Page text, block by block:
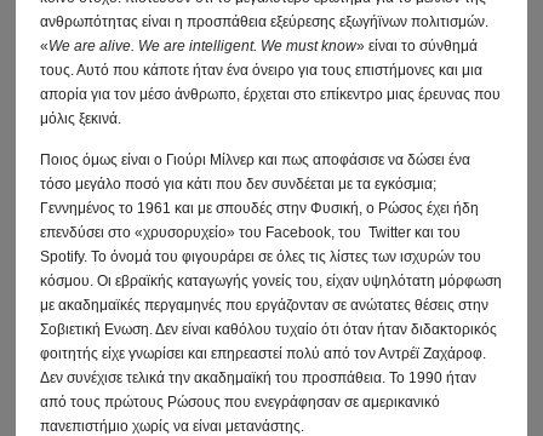
ανθρωπότητας είναι η προσπάθεια εξεύρεσης εξωγήϊνων πολιτισμών.
«We are alive. We are intelligent. We must know» είναι το σύνθημά
τους. Αυτό που κάποτε ήταν ένα όνειρο για τους επιστήμονες και μια
απορία για τον μέσο άνθρωπο, έρχεται στο επίκεντρο μιας έρευνας που
μόλις ξεκινά.
Ποιος όμως είναι ο Γιούρι Μίλνερ και πως αποφάσισε να δώσει ένα
τόσο μεγάλο ποσό για κάτι που δεν συνδέεται με τα εγκόσμια;
Γεννημένος το 1961 και με σπουδές στην Φυσική, ο Ρώσος έχει ήδη
επενδύσει στο «χρυσορυχείο» του Facebook, του Twitter και του
Spotify. Το όνομά του φιγουράρει σε όλες τις λίστες των ισχυρών του
κόσμου. Οι εβραϊκής καταγωγής γονείς του, είχαν υψηλότατη μόρφωση
με ακαδημαϊκές περγαμηνές που εργάζονταν σε ανώτατες θέσεις στην
Σοβιετική Ενωση. Δεν είναι καθόλου τυχαίο ότι όταν ήταν διδακτορικός
φοιτητής είχε γνωρίσει και επηρεαστεί πολύ από τον Αντρέϊ Ζαχάροφ.
Δεν συνέχισε τελικά την ακαδημαϊκή του προσπάθεια. Το 1990 ήταν
από τους πρώτους Ρώσους που ενεγράφησαν σε αμερικανικό
πανεπιστήμιο χωρίς να είναι μετανάστης.